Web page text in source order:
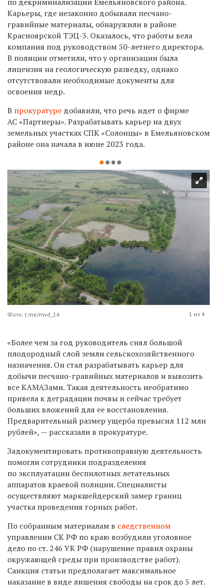
Карьеры, где незаконно добывали песчано-
гравийные материалы, обнаружили в районе
Красноярской ТЭЦ-3. Оказалось, что работы вела
компания под руководством 50-летнего директора.
В полиции отметили, что у организации была
лицензия на геологическую разведку, однако
отсутствовали необходимые документы для
освоения недр.
В прокуратуре добавили, что речь идет о фирме
АС «Партнеры». Разрабатывать карьер на двух
земельных участках СПК «Солонцы» в Емельяновском
районе она начала в июне 2023 года.
Фото: t.me/mvd_24 1 из 4
«Более чем за год руководитель снял большой
плодородный слой земли сельскохозяйственного
назначения. Он стал разрабатывать карьер для
добычи песчано-гравийных материалов и вывозить
все КАМАЗами. Такая деятельность необратимо
привела к деградации почвы и сейчас требует
больших вложений для ее восстановления.
Предварительный размер ущерба превысил 112 млн
рублей», — рассказали в прокуратуре.
Задокументировать противоправную деятельность
помогли сотрудники подразделения
по эксплуатации беспилотных летательных
аппаратов краевой полиции. Специалисты
осуществляют маркшейдерский замер границ
участка проведения горных работ.
По собранным материалам в следственном
управлении СК РФ по краю возбудили уголовное
дело по ст. 246 УК РФ (нарушение правил охраны
окружающей среды при производстве работ).
Санкция статьи предполагает максимальное
наказание в виде лишения свободы на срок до 5 лет.